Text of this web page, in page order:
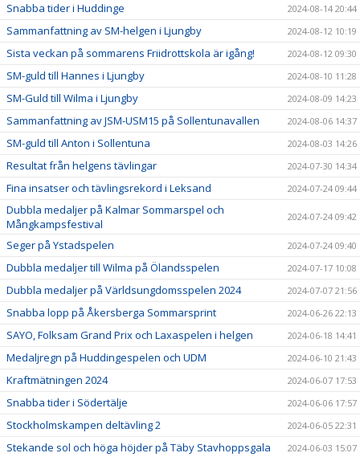
Snabba tider i Huddinge 2024-08-14 20:44
Sammanfattning av SM-helgen i Ljungby 2024-08-12 10:19
Sista veckan på sommarens Friidrottskola är igång! 2024-08-12 09:30
SM-guld till Hannes i Ljungby 2024-08-10 11:28
SM-Guld till Wilma i Ljungby 2024-08-09 14:23
Sammanfattning av JSM-USM15 på Sollentunavallen 2024-08-06 14:37
SM-guld till Anton i Sollentuna 2024-08-03 14:26
Resultat från helgens tävlingar 2024-07-30 14:34
Fina insatser och tävlingsrekord i Leksand 2024-07-24 09:44
Dubbla medaljer på Kalmar Sommarspel och
Mångkampsfestival
2024-07-24 09:42
Seger på Ystadspelen 2024-07-24 09:40
Dubbla medaljer till Wilma på Ölandsspelen 2024-07-17 10:08
Dubbla medaljer på Världsungdomsspelen 2024 2024-07-07 21:56
Snabba lopp på Åkersberga Sommarsprint 2024-06-26 22:13
SAYO, Folksam Grand Prix och Laxaspelen i helgen 2024-06-18 14:41
Medaljregn på Huddingespelen och UDM 2024-06-10 21:43
Kraftmätningen 2024 2024-06-07 17:53
Snabba tider i Södertälje 2024-06-06 17:57
Stockholmskampen deltävling 2 2024-06-05 22:31
Stekande sol och höga höjder på Täby Stavhoppsgala 2024-06-03 15:07